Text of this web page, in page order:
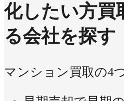
化したい方買
る会社を探す
マンション買取の4